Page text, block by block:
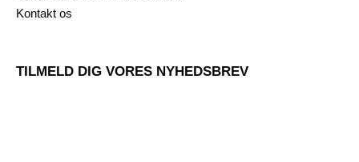
Kontakt os
TILMELD DIG VORES NYHEDSBREV